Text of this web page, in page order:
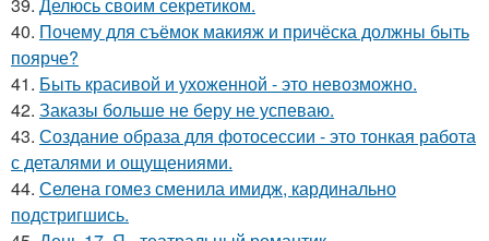
40. Почему для съёмок макияж и причёска должны быть
поярче?
41. Быть красивой и ухоженной - это невозможно.
42. Заказы больше не беру не успеваю.
43. Создание образа для фотосессии - это тонкая работа
с деталями и ощущениями.
44. Селена гомез сменила имидж, кардинально
подстригшись.